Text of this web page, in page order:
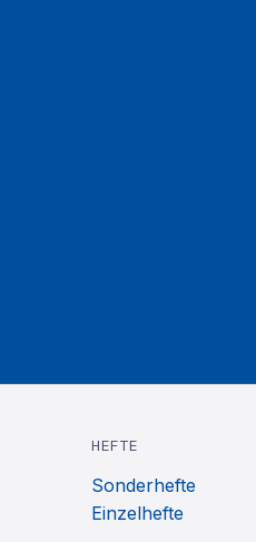
HEFTE
Sonderhefte
Einzelhefte